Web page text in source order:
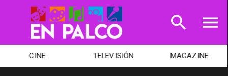
TELEVISIÓN MAGAZINE TEATRO